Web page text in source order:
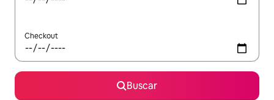
Checkout
Buscar